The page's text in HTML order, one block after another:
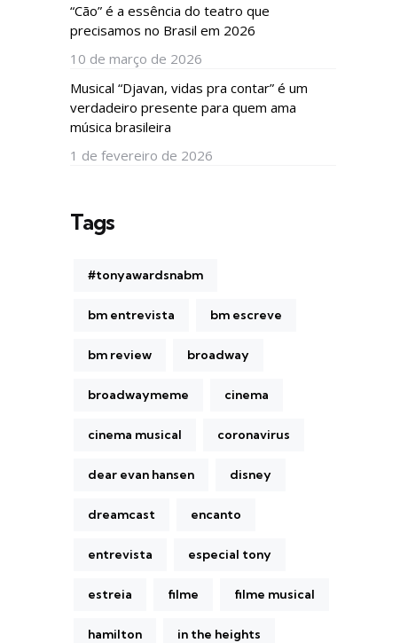
“Cão” é a essência do teatro que
precisamos no Brasil em 2026
10 de março de 2026
Musical “Djavan, vidas pra contar” é um
verdadeiro presente para quem ama
música brasileira
1 de fevereiro de 2026
Tags
#tonyawardsnabm
bm entrevista bm escreve
bm review broadway
broadwaymeme cinema
cinema musical coronavirus
dear evan hansen disney
dreamcast encanto
entrevista especial tony
estreia filme filme musical
hamilton in the heights